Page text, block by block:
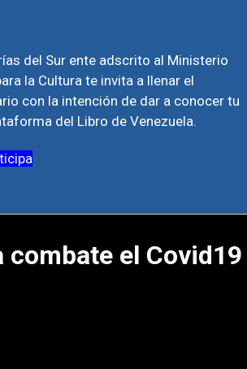
del Sur ente adscrito al Ministerio
la Cultura te invita a llenar el
con la intención de dar a conocer tu
del Libro de Venezuela.
combate el Covid19